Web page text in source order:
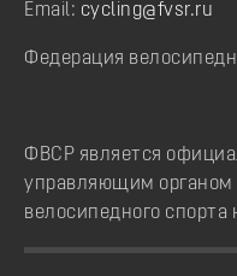
Email: cycling@fvsr.ru
Федерация
ФВСР является
управляющим органом
велосипедного спорта